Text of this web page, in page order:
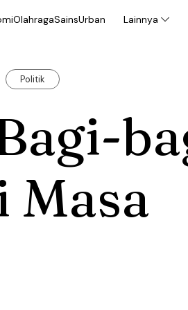
OlahragaSainsUrban Lainnya
Politik
Masa